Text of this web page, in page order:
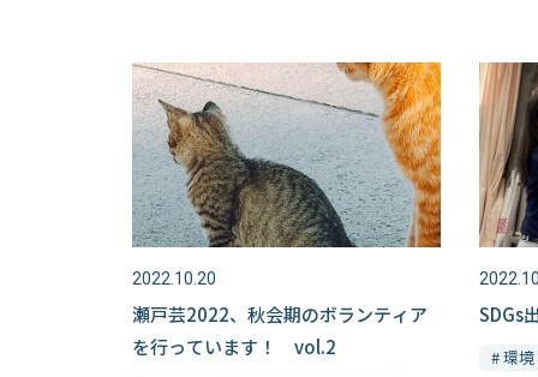
2022.10.20
瀬戸芸2022、秋会期のボランティア
を行っています！ vol.2
SDGs
# 環境